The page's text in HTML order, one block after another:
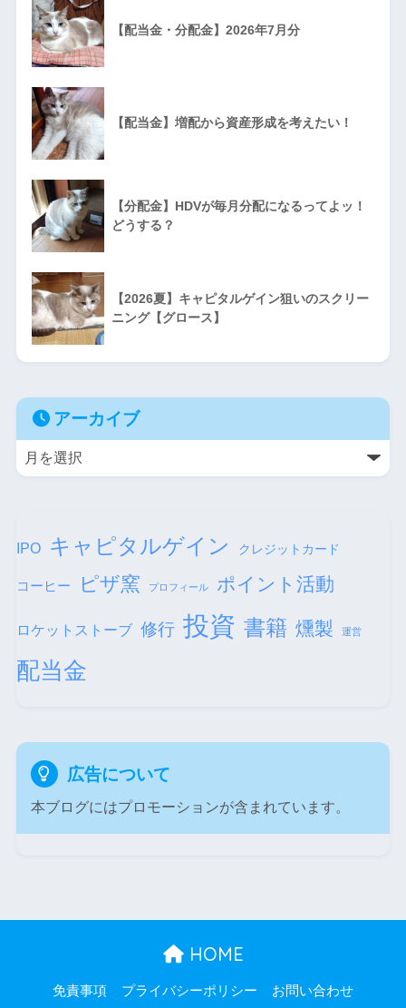
【配当金・分配金】2026年7月分
【配当金】増配から資産形成を考えたい！
【分配金】HDVが毎月分配になるってよッ！
どうする？
【2026夏】キャピタルゲイン狙いのスクリー
ニング【グロース】
アーカイブ
IPO キャピタルゲイン クレジットカード
コーヒー ピザ窯 プロフィール ポイント活動
ロケットストーブ 修行 投資 書籍 燻製 運営
配当金
広告について
本ブログにはプロモーションが含まれています。
HOME
免責事項 プライバシーポリシー お問い合わせ